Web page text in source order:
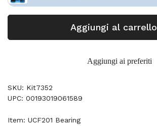
Aggiungi al carrello
Aggiungi ai preferiti
SKU: Kit7352
UPC: 00193019061589
Item: UCF201 Bearing